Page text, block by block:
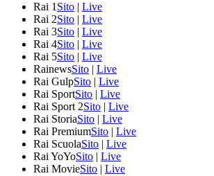
Rai 1 Sito | Live
Rai 2Sito | Live
Rai 3Sito | Live
Rai 4Sito | Live
Rai 5Sito | Live
RainewsSito | Live
Rai GulpSito | Live
Rai SportSito | Live
Rai Sport 2Sito | Live
Rai StoriaSito | Live
Rai PremiumSito | Live
Rai ScuolaSito | Live
Rai YoYoSito | Live
Rai MovieSito | Live